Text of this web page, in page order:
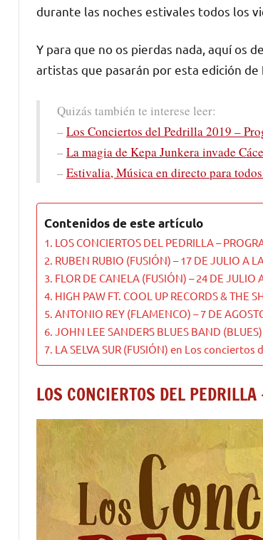
durante las noches estivales todos los
Y para que no os pierdas nada, aquí os
artistas que pasarán por esta edición de
Quizás también te interese leer:
–Los Conciertos del Pedrilla 2019 –
–La magia de Kepa Junkera invade
–Estivalia, Música en directo para
Contenidos de este artículo
LOS CONCIERTOS DEL PEDRILLA –
RUBEN RUBIO (FUSIÓN) – 17 DE JULIO A
FLOR DE CANELA (FUSIÓN) – 24 DE JULIO
HIGH PAW FT. COOL UP RECORDS & THE
ANTONIO REY (FLAMENCO) – 7 DE
JOHN LEE SANDERS BLUES BAND
LA SELVA SUR (FUSIÓN) en Los conciertos
LOS CONCIERTOS DEL